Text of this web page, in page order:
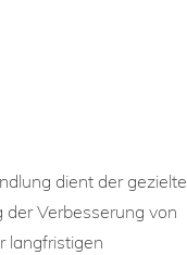
dient der gezielte
der Verbesserung von
langfristigen